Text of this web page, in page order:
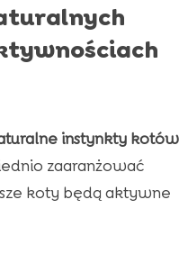
instynkty kotów
zaaranżować
koty będą aktywne